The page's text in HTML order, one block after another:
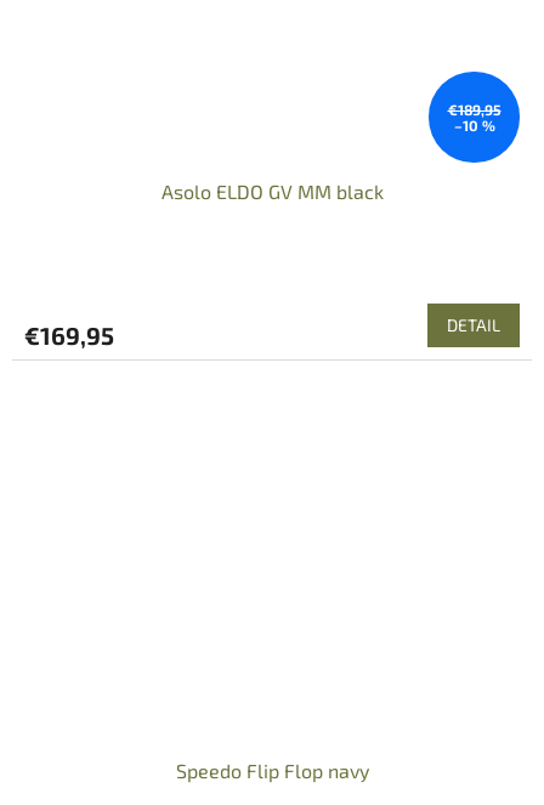
€189,95
–10 %
Asolo ELDO GV MM black
€169,95 DETAIL
Speedo Flip Flop navy